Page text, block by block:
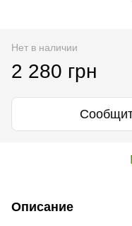
Нет в наличии
2 280 грн
Описание